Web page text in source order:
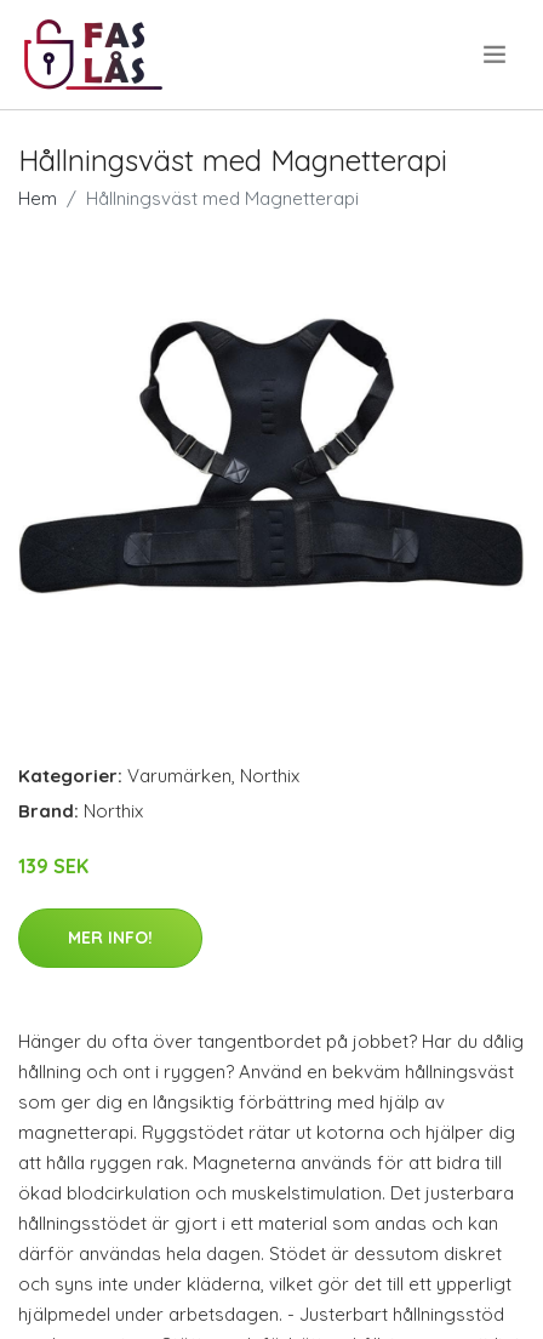
Hållningsväst med Magnetterapi
Hem Hållningsväst med Magnetterapi
Kategorier: Varumärken, Northix
Brand: Northix
139 SEK
MER INFO!
Hänger du ofta över tangentbordet på jobbet? Har du dålig
hållning och ont i ryggen? Använd en bekväm hållningsväst
som ger dig en långsiktig förbättring med hjälp av
magnetterapi. Ryggstödet rätar ut kotorna och hjälper dig
att hålla ryggen rak. Magneterna används för att bidra till
ökad blodcirkulation och muskelstimulation. Det justerbara
hållningsstödet är gjort i ett material som andas och kan
därför användas hela dagen. Stödet är dessutom diskret
och syns inte under kläderna, vilket gör det till ett ypperligt
hjälpmedel under arbetsdagen. - Justerbart hållningsstöd